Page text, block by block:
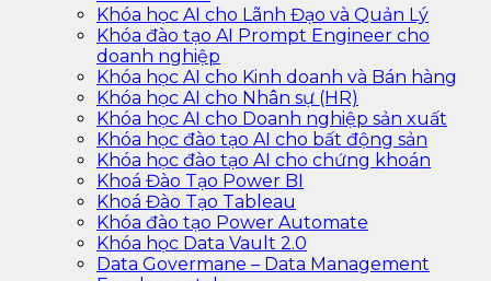
Khóa học AI cho Lãnh Đạo và Quản Lý
Khóa đào tạo AI Prompt Engineer cho
doanh nghiệp
Khóa học AI cho Kinh doanh và Bán hàng
Khóa học AI cho Nhân sự (HR)
Khóa học AI cho Doanh nghiệp sản xuất
Khóa học đào tạo AI cho bất động sản
Khóa học đào tạo AI cho chứng khoán
Khoá Đào Tạo Power BI
Khoá Đào Tạo Tableau
Khóa đào tạo Power Automate
Khóa học Data Vault 2.0
Data Govermane – Data Management